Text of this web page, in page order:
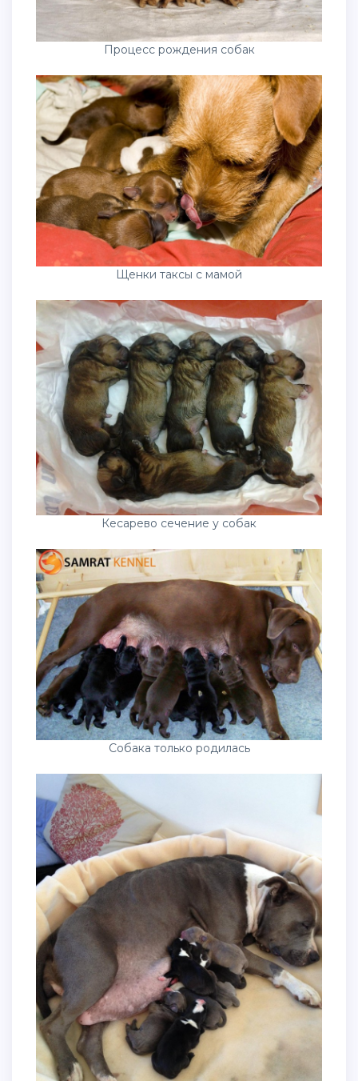
Процесс рождения собак
Щенки таксы с мамой
Кесарево сечение у собак
Собака только родилась